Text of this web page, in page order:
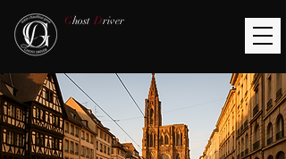
Ghost Driver